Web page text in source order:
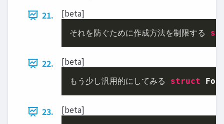
21.
[beta]
それを防ぐために作成⽅法を制限する
22. [beta]
もう少し汎⽤的にしてみる struct
23. [beta]